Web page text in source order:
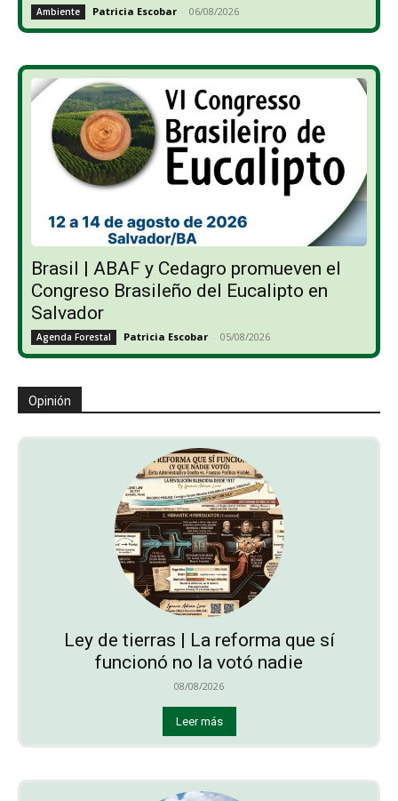
Ambiente Patricia Escobar - 06/08/2026
Brasil | ABAF y Cedagro promueven el
Congreso Brasileño del Eucalipto en
Salvador
Agenda Forestal Patricia Escobar - 05/08/2026
Opinión
Ley de tierras | La reforma que sí
funcionó no la votó nadie
08/08/2026
Leer más